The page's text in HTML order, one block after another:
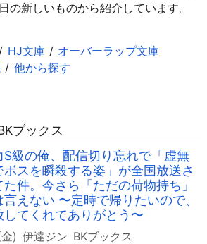
の新しいものから紹介しています。
HJ文庫
オーバーラップ文庫
他から探す
ブックス
S級の俺、配信切り忘れで「虚無
ボスを瞬殺する姿」が全国放送さ
た件。今さら「ただの荷物持ち」
言えない 〜定時で帰りたいので、
してくれてありがとう〜
) 伊達ジン BKブックス